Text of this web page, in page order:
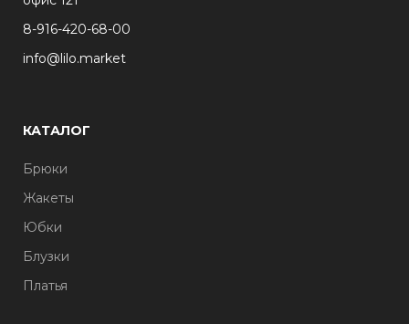
8-916-420-68-00
info@lilo.market
КАТАЛОГ
Брюки
Жакеты
Юбки
Блузки
Платья